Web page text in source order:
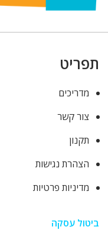
תפריט
מדריכים
צור קשר
תקנון
הצהרת נגישות
מדיניות פרטיות
ביטול עסקה